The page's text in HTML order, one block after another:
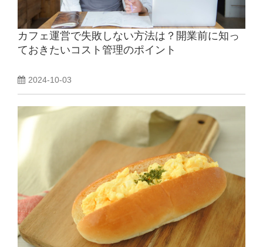
カフェ運営で失敗しない方法は？開業前に知っ
ておきたいコスト管理のポイント
2024-10-03